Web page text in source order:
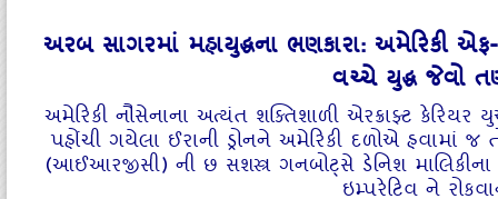
અરબ સાગરમાં મહાયુદ્ધના ભણકારા: અમેરિકી
વચ્ચે યુદ્ધ જેવો
અમેરિકી નૌસેનાના અત્યંત શક્તિશાળી એરક્રાફ્ટ
પહોંચી ગયેલા ઈરાની ડ્રોનને અમેરિકી દળોએ હવામાં જ
(આઈઆરજીસી) ની છ સશસ્ત્ર ગનબોટ્સે ડેનિશ
ઇમ્પરેટિવ ને